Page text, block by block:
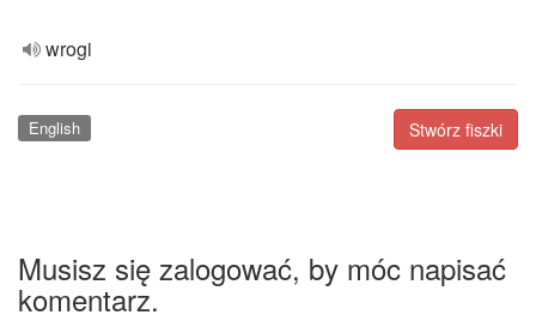
wrogi
Stwórz fiszki
English
Musisz się zalogować, by móc napisać
komentarz.